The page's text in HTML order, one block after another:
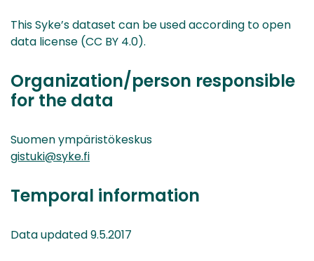
This Syke’s dataset can be used according to open
data license (CC BY 4.0).
Organization/person responsible
for the data
Suomen ympäristökeskus
gistuki@syke.fi
Temporal information
Data updated 9.5.2017